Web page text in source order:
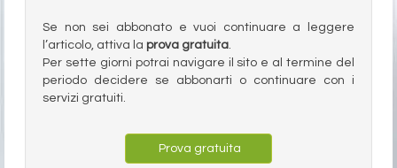
Se non sei abbonato e vuoi continuare a leggere
l’articolo, attiva la prova gratuita.
Per sette giorni potrai navigare il sito e al termine del
periodo decidere se abbonarti o continuare con i
servizi gratuiti.
Prova gratuita